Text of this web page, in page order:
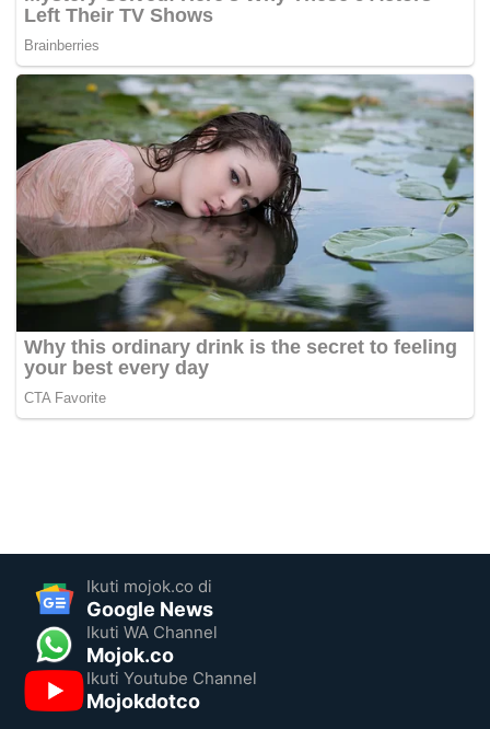
Ikuti mojok.co di
Google News
Ikuti WA Channel
Mojok.co
Ikuti Youtube Channel
Mojokdotco